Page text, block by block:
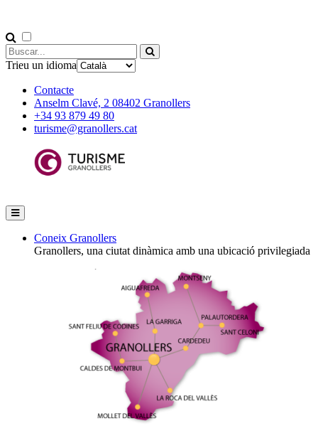
Trieu un idioma
Contacte
Anselm Clavé, 2 08402 Granollers
+34 93 879 49 80
turisme@granollers.cat
Coneix Granollers
Granollers, una ciutat dinàmica amb una ubicació privilegiada